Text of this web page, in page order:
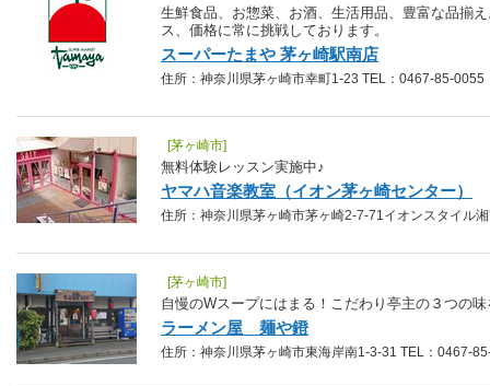
生鮮食品、お惣菜、お酒、生活用品、豊富な品揃
ス、価格に常に挑戦しております。
スーパーたまや 茅ヶ崎駅南店
住所：神奈川県茅ヶ崎市幸町1-23 TEL：0467-85-0055
[茅ヶ崎市]
無料体験レッスン実施中♪
ヤマハ音楽教室（イオン茅ヶ崎センター）
住所：神奈川県茅ヶ崎市茅ヶ崎2-7-71イオンスタイル
[茅ヶ崎市]
自慢のWスープにはまる！こだわり亭主の３つの
ラーメン屋 麺や鐙
住所：神奈川県茅ヶ崎市東海岸南1-3-31 TEL：0467-